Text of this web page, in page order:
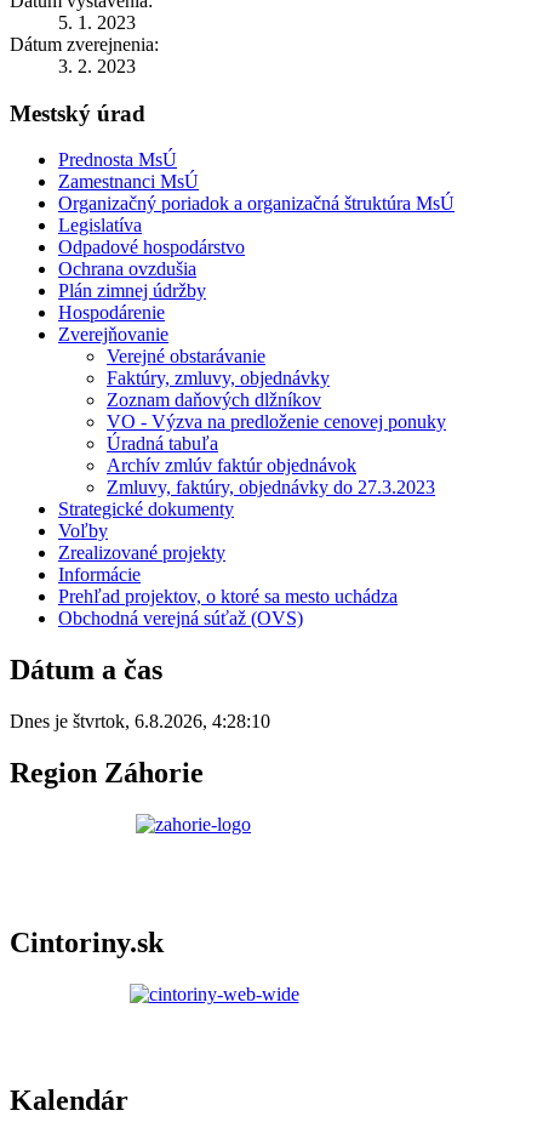
5. 1. 2023
Dátum zverejnenia:
3. 2. 2023
Mestský úrad
Prednosta MsÚ
Zamestnanci MsÚ
Organizačný poriadok a organizačná štruktúra MsÚ
Legislatíva
Odpadové hospodárstvo
Ochrana ovzdušia
Plán zimnej údržby
Hospodárenie
Zverejňovanie
Verejné obstarávanie
Faktúry, zmluvy, objednávky
Zoznam daňových dlžníkov
VO - Výzva na predloženie cenovej ponuky
Úradná tabuľa
Archív zmlúv faktúr objednávok
Zmluvy, faktúry, objednávky do 27.3.2023
Strategické dokumenty
Voľby
Zrealizované projekty
Informácie
Prehľad projektov, o ktoré sa mesto uchádza
Obchodná verejná súťaž (OVS)
Dátum a čas
Dnes je štvrtok, 6.8.2026, 4:28:10
Region Záhorie
Cintoriny.sk
Kalendár